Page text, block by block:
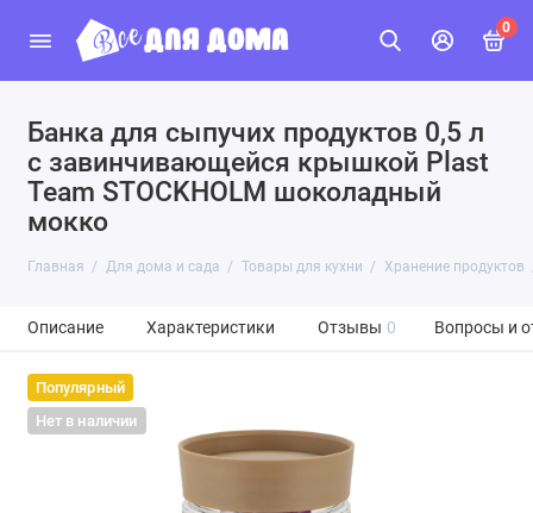
0
Банка для сыпучих продуктов 0,5 л
с завинчивающейся крышкой Plast
Team STOCKHOLM шоколадный
мокко
Главная Для дома и сада Товары для кухни Хранение продуктов
Описание Характеристики Отзывы 0 Вопросы и
Популярный
Нет в наличии